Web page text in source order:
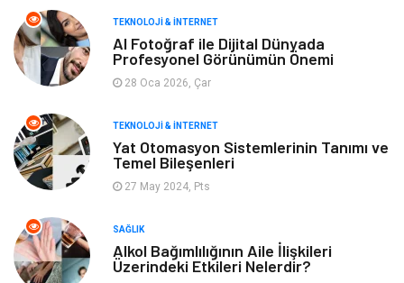
Tarım & Hayvancılık Moda
TEKNOLOJI & İNTERNET
AI Fotoğraf ile Dijital Dünyada
Profesyonel Görünümün Önemi
28 Oca 2026, Çar
TEKNOLOJI & İNTERNET
Yat Otomasyon Sistemlerinin Tanımı ve
Temel Bileşenleri
27 May 2024, Pts
SAĞLIK
Alkol Bağımlılığının Aile İlişkileri
Üzerindeki Etkileri Nelerdir?